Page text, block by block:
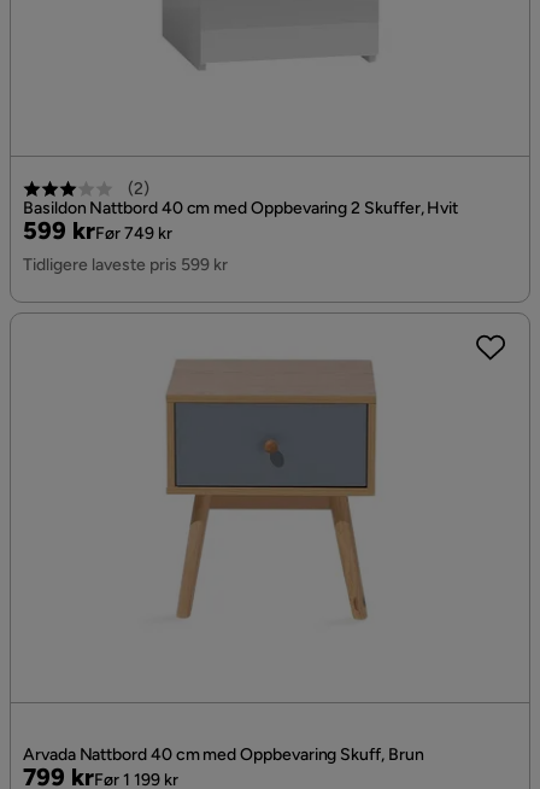
(2)
Basildon Nattbord 40 cm med Oppbevaring 2 Skuffer, Hvit
Pris
599 kr
Original
Pris
Før 749 kr
Tidligere laveste pris 599 kr
Arvada Nattbord 40 cm med Oppbevaring Skuff, Brun
Pris
799 kr
OriginalFør 1 199 kr